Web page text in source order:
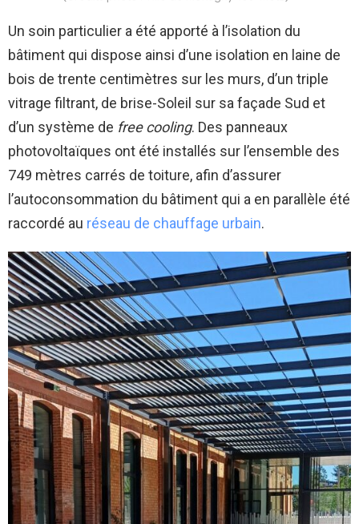
Un soin particulier a été apporté à l’isolation du
bâtiment qui dispose ainsi d’une isolation en laine de
bois de trente centimètres sur les murs, d’un triple
vitrage filtrant, de brise-Soleil sur sa façade Sud et
d’un système de free cooling. Des panneaux
photovoltaïques ont été installés sur l’ensemble des
749 mètres carrés de toiture, afin d’assurer
l’autoconsommation du bâtiment qui a en parallèle été
raccordé au réseau de chauffage urbain.